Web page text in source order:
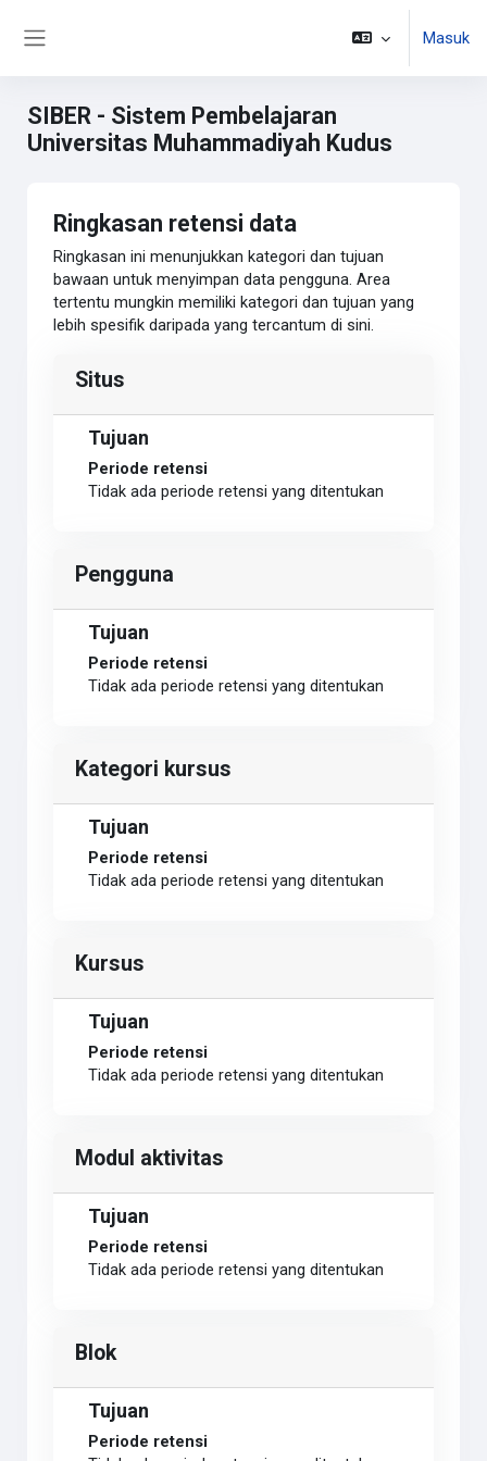
Masuk
SIBER - Sistem Pembelajaran
Universitas Muhammadiyah Kudus
Ringkasan retensi data
Ringkasan ini menunjukkan kategori dan tujuan
bawaan untuk menyimpan data pengguna. Area
tertentu mungkin memiliki kategori dan tujuan yang
lebih spesifik daripada yang tercantum di sini.
Situs
Tujuan
Periode retensi
Tidak ada periode retensi yang ditentukan
Pengguna
Tujuan
Periode retensi
Tidak ada periode retensi yang ditentukan
Kategori kursus
Tujuan
Periode retensi
Tidak ada periode retensi yang ditentukan
Kursus
Tujuan
Periode retensi
Tidak ada periode retensi yang ditentukan
Modul aktivitas
Tujuan
Periode retensi
Tidak ada periode retensi yang ditentukan
Blok
Tujuan
Periode retensi